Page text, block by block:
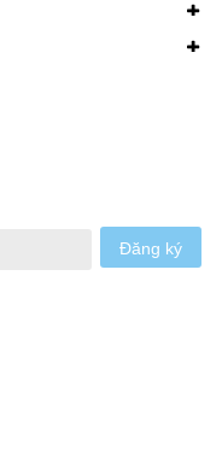
Đăng ký